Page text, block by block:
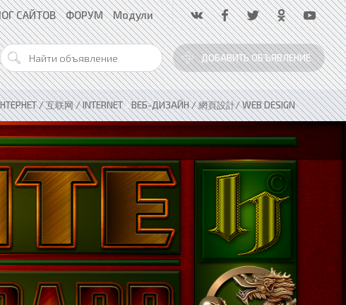
САЙТОВ ФОРУМ Модули
ДОБАВИТЬ ОБЪЯВЛЕНИЕ
/ 互联网 / INTERNET»ВЕБ-ДИЗАЙН / 網頁設計/ WEB DESIGN